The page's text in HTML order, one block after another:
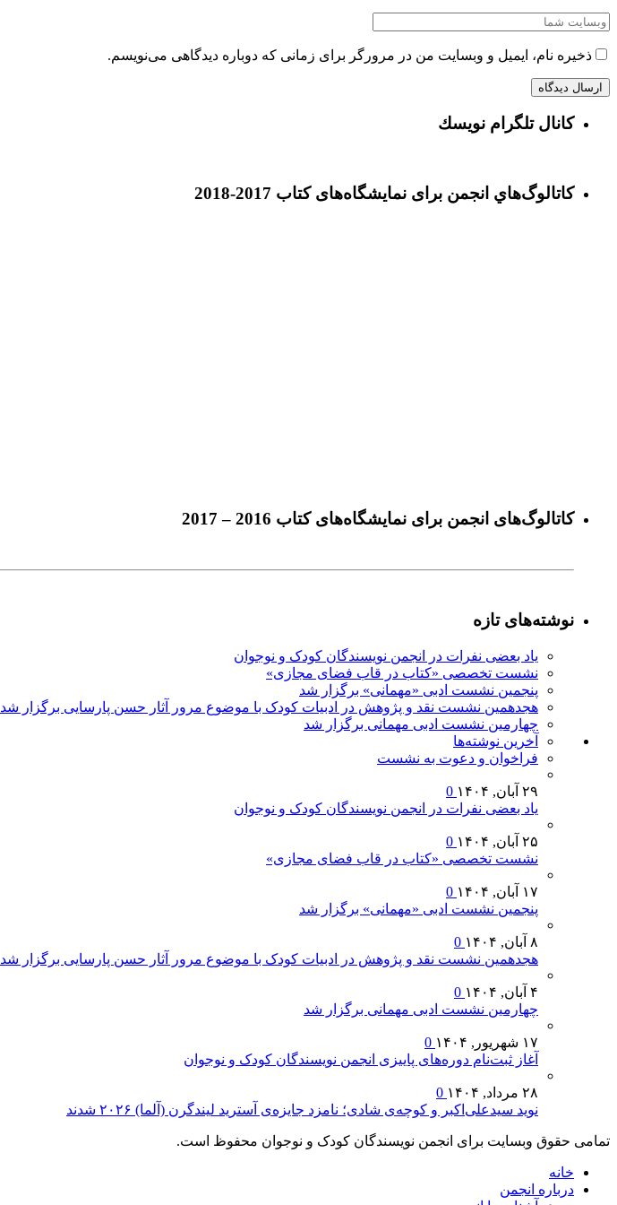
ذخیره نام، ایمیل و وبسایت من در مرورگر برای زمانی که دوباره دیدگاهی می‌نویسم.
كانال تلگرام نويسك
كاتالوگ‌هاي انجمن برای نمايشگاه‌های كتاب 2017-2018
كاتالوگ‌های انجمن برای نمايشگاه‌های كتاب 2016 – 2017
نوشته‌های تازه
یاد بعضی نفرات در انجمن نویسندگان کودک و نوجوان
نشست تخصصی «کتاب در قاب فضای مجازی»
پنجمین نشست ادبی «مهمانی» برگزار شد
هجدهمین نشست نقد و پژوهش در ادبیات کودک با موضوع مرور آثار حسن پارسایی برگزار شد
چهارمین نشست ادبی مهمانی برگزار شد
آخرين‌ نوشته‌ها
فراخوان و دعوت به نشست
۲۹ آبان, ۱۴۰۴
یاد بعضی نفرات در انجمن نویسندگان کودک و نوجوان
۲۵ آبان, ۱۴۰۴
نشست تخصصی «کتاب در قاب فضای مجازی»
۱۷ آبان, ۱۴۰۴
پنجمین نشست ادبی «مهمانی» برگزار شد
۸ آبان, ۱۴۰۴
هجدهمین نشست نقد و پژوهش در ادبیات کودک با موضوع مرور آثار حسن پارسایی برگزار شد
۴ آبان, ۱۴۰۴
چهارمین نشست ادبی مهمانی برگزار شد
۱۷ شهریور, ۱۴۰۴
آغاز ثبت‌نام دوره‌های پاییزی انجمن نویسندگان کودک و نوجوان
۲۸ مرداد, ۱۴۰۴
نوید سیدعلی‌اکبر و کوچه‌ی شادی؛ نامزد جایزه‌ی آسترید لیندگرن (آلما) ۲۰۲۶ شدند
تمامی حقوق وبسایت برای انجمن نویسندگان کودک و نوجوان محفوظ است.
خانه
درباره انجمن